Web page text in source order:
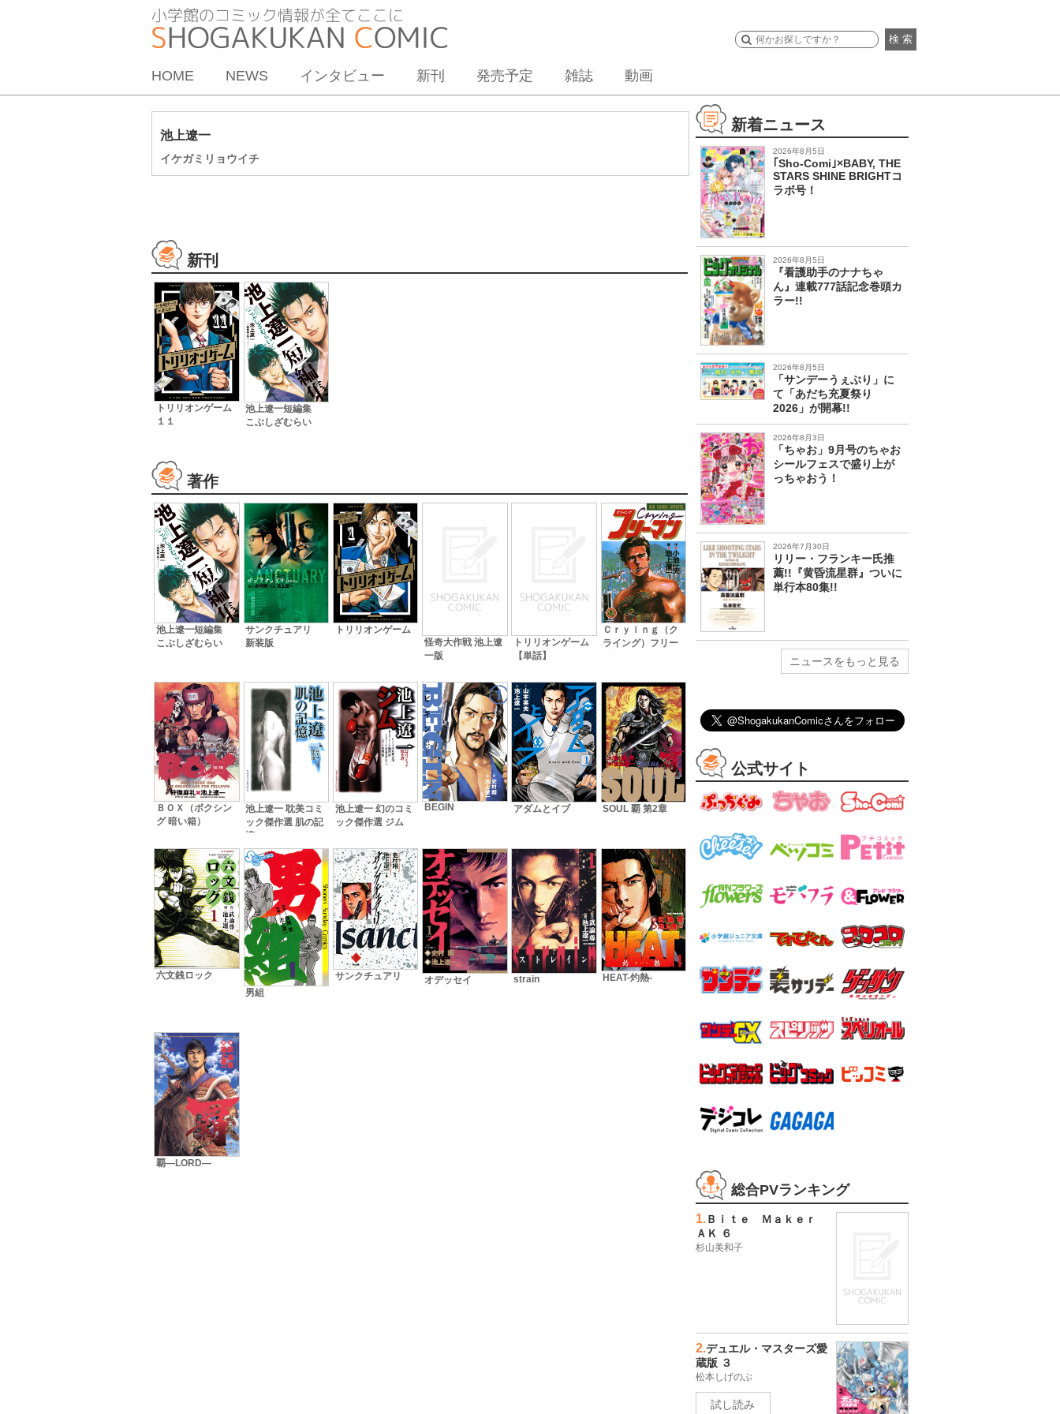
検 索
HOME NEWS インタビュー 新刊 発売予定 雑誌 動画
池上遼一
イケガミリョウイチ
新刊
トリリオンゲーム
１１
池上遼一短編集
こぶしざむらい
著作
池上遼一短編集
こぶしざむらい
サンクチュアリ
新装版
トリリオンゲーム
怪奇大作戦 池上遼
一版
トリリオンゲーム
【単話】
Ｃｒｙｉｎｇ（ク
ライング）フリー
マン
ＢＯＸ（ボクシン
グ 暗い箱）
池上遼一 耽美コミ
ック傑作選 肌の記
憶
池上遼一 幻のコミ
ック傑作選 ジム
BEGIN アダムとイブ SOUL 覇 第2章
六文銭ロック
男組
サンクチュアリ オデッセイ strain HEAT-灼熱-
覇―LORD―
新着ニュース
2026年8月5日
｢Sho-Comi｣×BABY, THE
STARS SHINE BRIGHTコ
ラボ号！
2026年8月5日
『看護助手のナナちゃ
ん』連載777話記念巻頭カ
ラー!!
2026年8月5日
「サンデーうぇぶり」に
て「あだち充夏祭り
2026」が開幕!!
2026年8月3日
「ちゃお」9月号のちゃお
シールフェスで盛り上が
っちゃおう！
2026年7月30日
リリー・フランキー氏推
薦!!『黄昏流星群』ついに
単行本80集!!
ニュースをもっと見る
公式サイト
総合PVランキング
1.Ｂｉｔｅ Ｍａｋｅｒ
ＡＫ ６
杉山美和子
2.デュエル・マスターズ愛
蔵版 ３
松本しげのぶ
試し読み